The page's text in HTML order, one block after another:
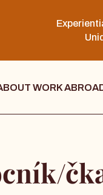
WORK